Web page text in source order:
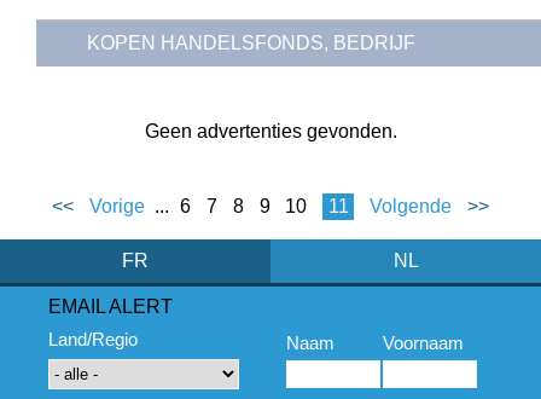
KOPEN HANDELSFONDS, BEDRIJF
Geen advertenties gevonden.
<< Vorige ... 6 7 8 9 10 11 Volgende >>
FR NL
EMAIL ALERT
Land/Regio
Naam Voornaam